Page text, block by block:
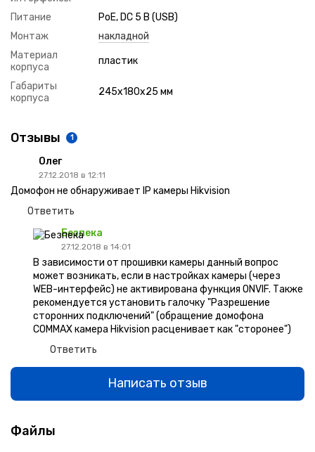
Питание
PoE, DC 5 В (USB)
Монтаж
накладной
Материал
корпуса
пластик
Габариты
корпуса
245x180x25 мм
Отзывы 1
Олег
27.12.2018 в 12:11
Домофон не обнаруживает IP камеры Hikvision
Ответить
Безпека
27.12.2018 в 14:01
В зависимости от прошивки камеры данный вопрос
может возникать, если в настройках камеры (через
WEB-интерфейс) не активирована функция ONVIF. Также
рекомендуется установить галочку "Разрешение
сторонних подключений" (обращение домофона
COMMAX камера Hikvision расценивает как "сторонее")
Ответить
Написать отзыв
Файлы